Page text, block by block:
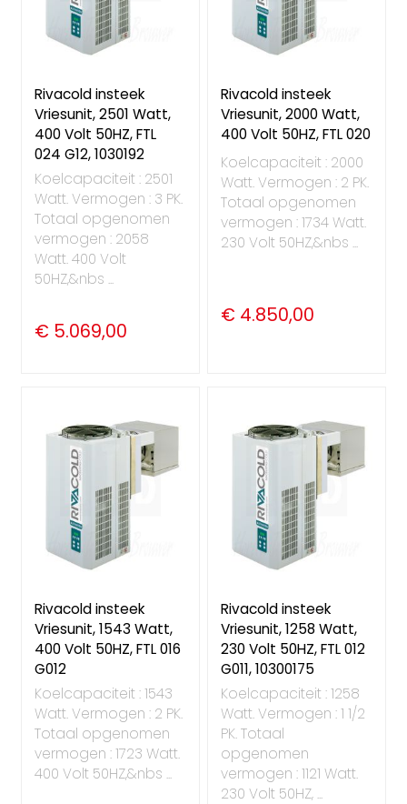
Rivacold insteek
Vriesunit, 2501 Watt,
400 Volt 50HZ, FTL
024 G12, 1030192
Koelcapaciteit : 2501
Watt. Vermogen : 3 PK.
Totaal opgenomen
vermogen : 2058
Watt. 400 Volt
50HZ,&nbs ...
€ 5.069,00
Rivacold insteek
Vriesunit, 2000 Watt,
400 Volt 50HZ, FTL 020
Koelcapaciteit : 2000
Watt. Vermogen : 2 PK.
Totaal opgenomen
vermogen : 1734 Watt.
230 Volt 50HZ,&nbs ...
€ 4.850,00
Rivacold insteek
Vriesunit, 1543 Watt,
400 Volt 50HZ, FTL 016
G012
Koelcapaciteit : 1543
Watt. Vermogen : 2 PK.
Totaal opgenomen
vermogen : 1723 Watt.
400 Volt 50HZ,&nbs ...
Rivacold insteek
Vriesunit, 1258 Watt,
230 Volt 50HZ, FTL 012
G011, 10300175
Koelcapaciteit : 1258
Watt. Vermogen : 1 1/2
PK. Totaal
opgenomen
vermogen : 1121 Watt.
230 Volt 50HZ, ...